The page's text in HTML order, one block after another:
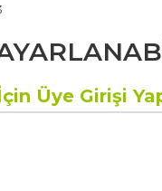
Üye Girişi